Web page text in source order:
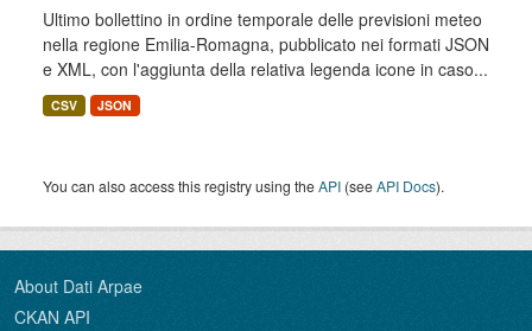
Ultimo bollettino in ordine temporale delle previsioni meteo
nella regione Emilia-Romagna, pubblicato nei formati JSON
e XML, con l'aggiunta della relativa legenda icone in caso...
CSV JSON
You can also access this registry using theAPI (seeAPI Docs).
About Dati Arpae
CKAN API